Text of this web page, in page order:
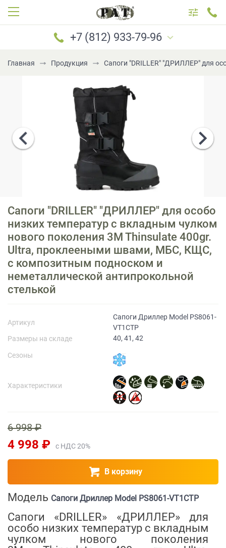
+7 (812) 933-79-96
САНКТ-ПЕТЕРБУРГ МОСКВА
+7 (812) 933-79-96
+7 (921) 183-69-96
+7 (921) 184-69-96
+7 (981) 777-79-96
+7 (981) 699-79-96
PATboot@mail.ru
Прайс-лист
Главная Продукция Сапоги "DRILLER" "ДРИЛЛЕР" для
Сапоги "DRILLER" "ДРИЛЛЕР" для особо
низких температур с вкладным чулком
нового поколения 3M Thinsulate 400gr.
Ultra, проклееными швами, МБС, КЩС,
с композитным подноском и
неметаллической антипрокольной
стелькой
Артикул
Сапоги Дриллер Model PS8061-
VT1CTP
Размеры на складе
40, 41, 42
Сезоны
Характеристики
6 998 ₽
4 998 ₽ с НДС 20%
В корзину
Модель Сапоги Дриллер Model PS8061-VT1CTP
Сапоги «DRILLER» «ДРИЛЛЕР» для
особо низких температур с вкладным
чулком нового поколения